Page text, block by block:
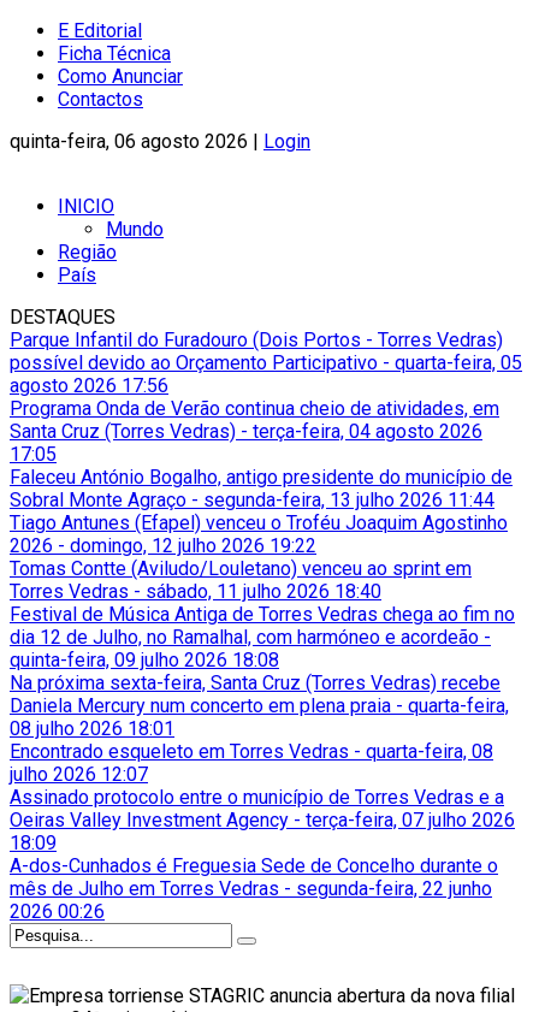
E Editorial
Ficha Técnica
Como Anunciar
Contactos
quinta-feira, 06 agosto 2026 | Login
INICIO
Mundo
Região
País
DESTAQUES
Parque Infantil do Furadouro (Dois Portos - Torres Vedras)
possível devido ao Orçamento Participativo - quarta-feira, 05
agosto 2026 17:56
Programa Onda de Verão continua cheio de atividades, em
Santa Cruz (Torres Vedras) - terça-feira, 04 agosto 2026
17:05
Faleceu António Bogalho, antigo presidente do município de
Sobral Monte Agraço - segunda-feira, 13 julho 2026 11:44
Tiago Antunes (Efapel) venceu o Troféu Joaquim Agostinho
2026 - domingo, 12 julho 2026 19:22
Tomas Contte (Aviludo/Louletano) venceu ao sprint em
Torres Vedras - sábado, 11 julho 2026 18:40
Festival de Música Antiga de Torres Vedras chega ao fim no
dia 12 de Julho, no Ramalhal, com harmóneo e acordeão -
quinta-feira, 09 julho 2026 18:08
Na próxima sexta-feira, Santa Cruz (Torres Vedras) recebe
Daniela Mercury num concerto em plena praia - quarta-feira,
08 julho 2026 18:01
Encontrado esqueleto em Torres Vedras - quarta-feira, 08
julho 2026 12:07
Assinado protocolo entre o município de Torres Vedras e a
Oeiras Valley Investment Agency - terça-feira, 07 julho 2026
18:09
A-dos-Cunhados é Freguesia Sede de Concelho durante o
mês de Julho em Torres Vedras - segunda-feira, 22 junho
2026 00:26